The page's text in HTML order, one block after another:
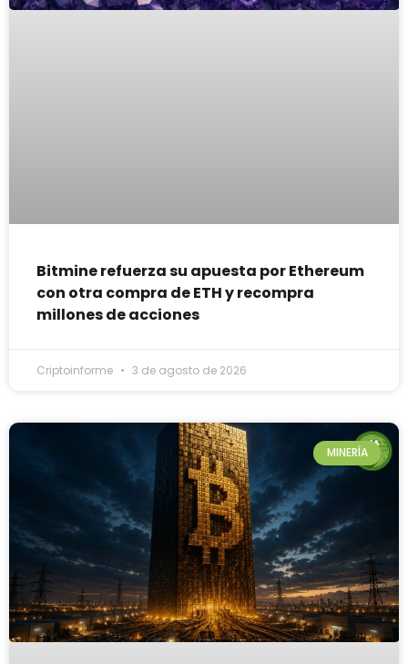
Bitmine refuerza su apuesta por Ethereum
con otra compra de ETH y recompra
millones de acciones
Criptoinforme 3 de agosto de 2026
MINERÍA